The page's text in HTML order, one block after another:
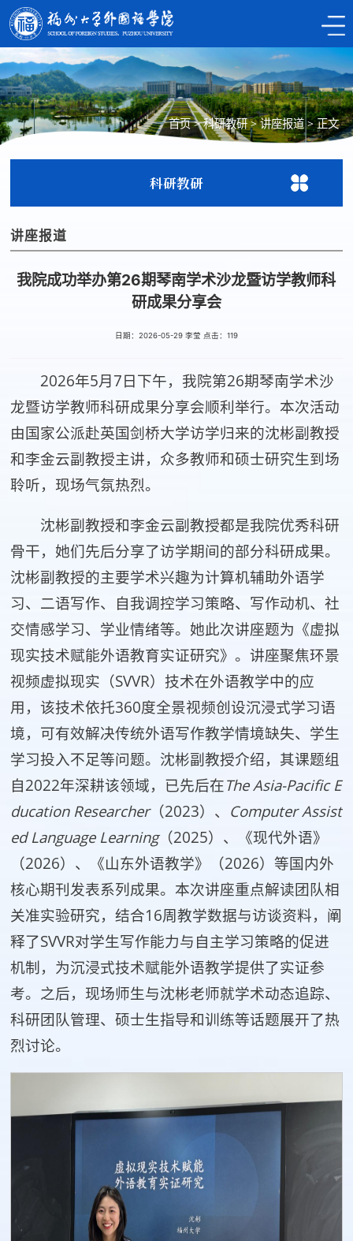
首页>科研教研>讲座报道>正文
科研教研
讲座报道
我院成功举办第26期琴南学术沙龙暨访学教师科
研成果分享会
日期：2026-05-29 李莹 点击： 119
2026年5月7日下午，我院第26期琴南学术沙
龙暨访学教师科研成果分享会顺利举行。本次活动
由国家公派赴英国剑桥大学访学归来的沈彬副教授
和李金云副教授主讲，众多教师和硕士研究生到场
聆听，现场气氛热烈。
沈彬副教授和李金云副教授都是我院优秀科研
骨干，她们先后分享了访学期间的部分科研成果。
沈彬副教授的主要学术兴趣为计算机辅助外语学
习、二语写作、自我调控学习策略、写作动机、社
交情感学习、学业情绪等。她此次讲座题为《虚拟
现实技术赋能外语教育实证研究》。讲座聚焦环景
视频虚拟现实（SVVR）技术在外语教学中的应
用，该技术依托360度全景视频创设沉浸式学习语
境，可有效解决传统外语写作教学情境缺失、学生
学习投入不足等问题。沈彬副教授介绍，其课题组
自2022年深耕该领域，已先后在The Asia-Pacific E
ducation Researcher（2023）、 Computer Assist
ed Language Learning（2025）、《现代外语》
（2026）、《山东外语教学》（2026）等国内外
核心期刊发表系列成果。本次讲座重点解读团队相
关准实验研究，结合16周教学数据与访谈资料，阐
释了SVVR对学生写作能力与自主学习策略的促进
机制，为沉浸式技术赋能外语教学提供了实证参
考。之后，现场师生与沈彬老师就学术动态追踪、
科研团队管理、硕士生指导和训练等话题展开了热
烈讨论。